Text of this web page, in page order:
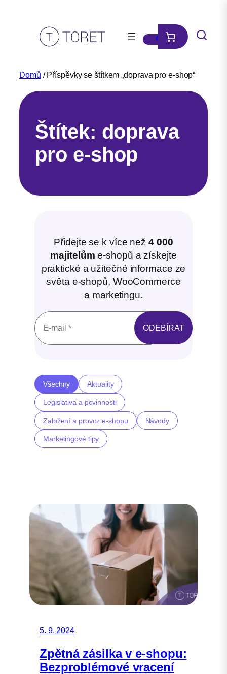
Domů / Příspěvky se štítkem „doprava pro e-shop“
Štítek: doprava
pro e-shop
Přidejte se k více než4 000
majitelůme-shopů a získejte
praktické a užitečné informace ze
světa e-shopů, WooCommerce
a marketingu.
Všechny Aktuality
Legislativa a povinnosti
Založení a provoz e-shopu Návody
Marketingové tipy
5. 9. 2024
Zpětná zásilka v e-shopu:
Bezproblémové vracení